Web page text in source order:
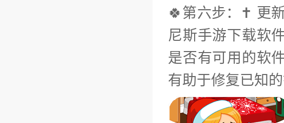
🍀第六步：✝️ 更
尼斯手游下载软
是否有可用的软
有助于修复已知